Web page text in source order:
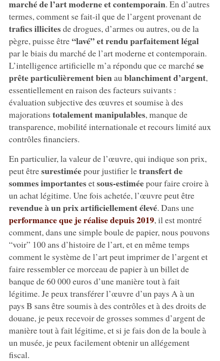
marché de l’art moderne et contemporain. En d’autres
termes, comment se fait-il que de l’argent provenant de
trafics illicitesde drogues, d’armes ou autres, ou de la
pègre, puisse être“lavé” et rendu parfaitement légal
par le biais du marché de l’art moderne et contemporain.
L’intelligence artificielle m’a répondu que ce marchése
prête particulièrement bienau blanchiment d’argent,
essentiellement en raison des facteurs suivants :
évaluation subjective des œuvres et soumise à des
majorations totalement manipulables, manque de
transparence, mobilité internationale et recours limité aux
contrôles financiers.
En particulier, la valeur de l’œuvre, qui indique son prix,
peut êtresurestiméepour justifier letransfert de
sommes importantesetsous-estiméepour faire croire à
un achat légitime. Une fois achetée, l’œuvre peut être
revendue à un prix artificiellement élevé. Dans une
performance que je réalise depuis 2019, il est montré
comment, dans une simple boule de papier, nous pouvons
“voir” 100 ans d’histoire de l’art, et en même temps
comment le système de l’art peut imprimer de l’argent et
faire ressembler ce morceau de papier à un billet de
banque de 60 000 euros d’une manière tout à fait
légitime. Je peux transférer l’œuvre d’un pays A à un
pays B sans être soumis à des contrôles et à des droits de
douane, je peux recevoir de grosses sommes d’argent de
manière tout à fait légitime, et si je fais don de la boule à
un musée, je peux facilement obtenir un allégement
fiscal.